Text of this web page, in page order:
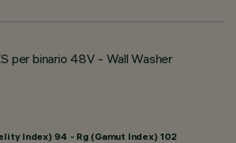
per binario 48V - Wall Washer
Index) 94 - Rg (Gamut Index) 102